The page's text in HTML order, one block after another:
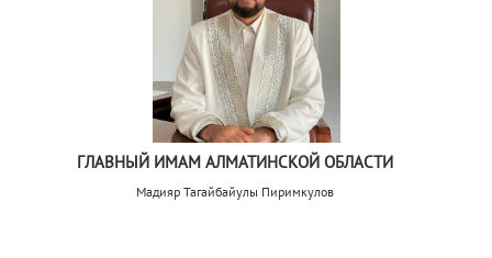
ГЛАВНЫЙ ИМАМ АЛМАТИНСКОЙ ОБЛАСТИ
Мадияр Тагайбайулы Пиримкулов